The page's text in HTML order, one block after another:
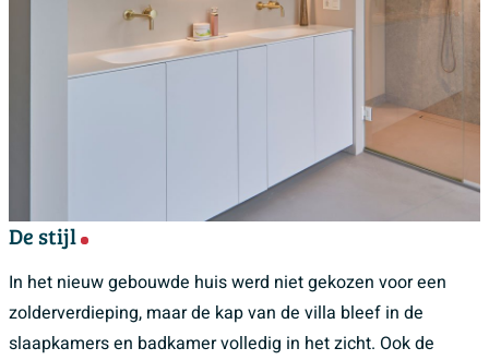
De stijl
In het nieuw gebouwde huis werd niet gekozen voor een
zolderverdieping, maar de kap van de villa bleef in de
slaapkamers en badkamer volledig in het zicht. Ook de